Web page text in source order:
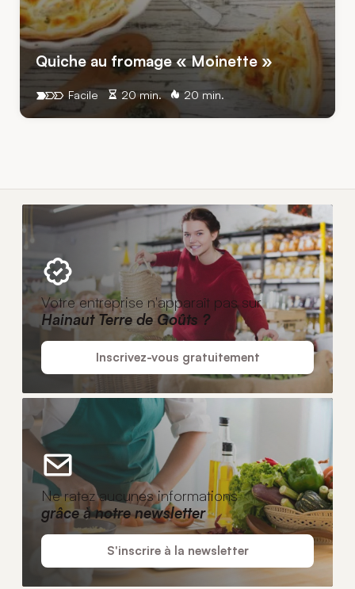
Quiche au fromage « Moinette »
20 min. 20 min.
Facile
Votre entreprise n'apparaît pas sur
Hainaut Terre de Goûts ?
Inscrivez-vous gratuitement
Ne ratez aucunes informations
grâce à notre newsletter
S'inscrire à la newsletter